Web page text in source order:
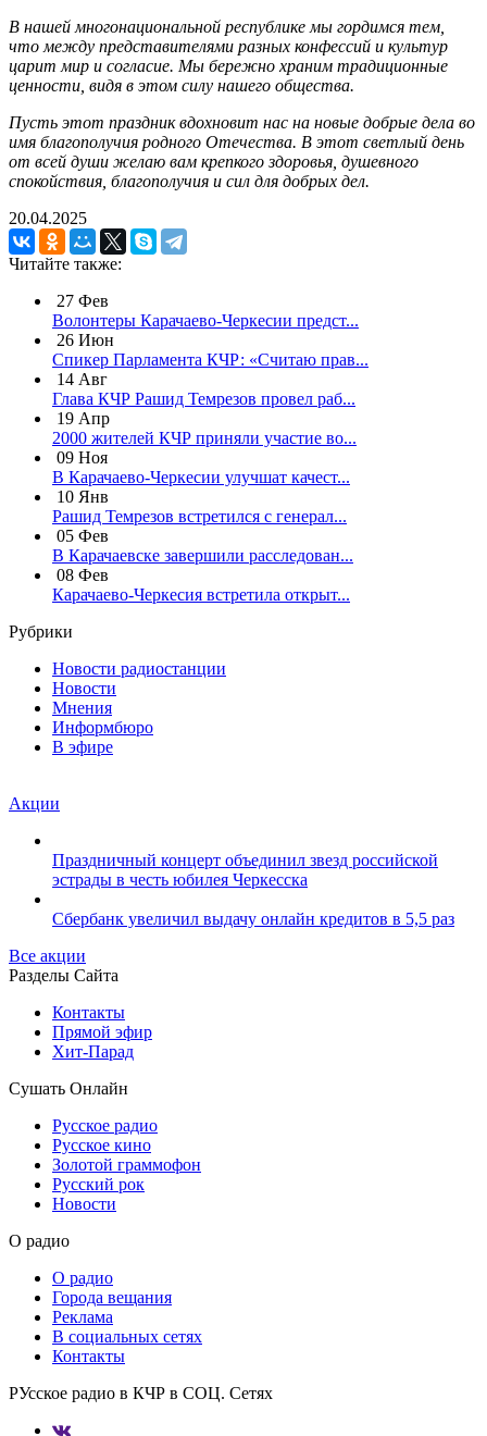
В нашей многонациональной республике мы гордимся тем,
что между представителями разных конфессий и культур
царит мир и согласие. Мы бережно храним традиционные
ценности, видя в этом силу нашего общества.
Пусть этот праздник вдохновит нас на новые добрые дела во
имя благополучия родного Отечества. В этот светлый день
от всей души желаю вам крепкого здоровья, душевного
спокойствия, благополучия и сил для добрых дел.
20.04.2025
Читайте также:
27 Фев
Волонтеры Карачаево-Черкесии предст...
26 Июн
Спикер Парламента КЧР: «Считаю прав...
14 Авг
Глава КЧР Рашид Темрезов провел раб...
19 Апр
2000 жителей КЧР приняли участие во...
09 Ноя
В Карачаево-Черкесии улучшат качест...
10 Янв
Рашид Темрезов встретился с генерал...
05 Фев
В Карачаевске завершили расследован...
08 Фев
Карачаево-Черкесия встретила открыт...
Рубрики
Новости радиостанции
Новости
Мнения
Информбюро
В эфире
Акции
Праздничный концерт объединил звезд российской
эстрады в честь юбилея Черкесска
Сбербанк увеличил выдачу онлайн кредитов в 5,5 раз
Все акции
Разделы Сайта
Контакты
Прямой эфир
Хит-Парад
Сушать Онлайн
Русское радио
Русское кино
Золотой граммофон
Русский рок
Новости
О радио
О радио
Города вещания
Реклама
В социальных сетях
Контакты
РУсское радио в КЧР в СОЦ. Сетях